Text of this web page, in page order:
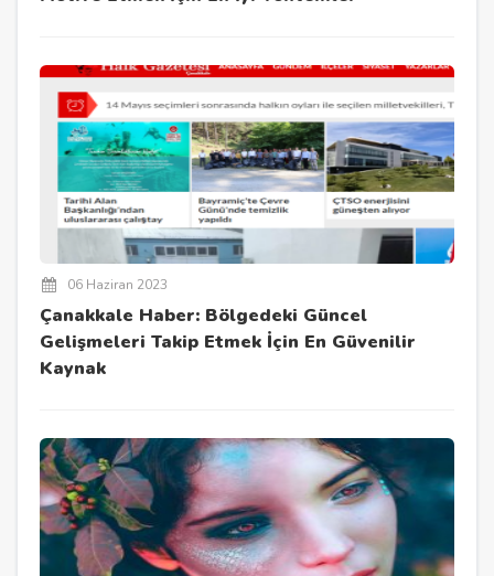
06 Haziran 2023
Çanakkale Haber: Bölgedeki Güncel
Gelişmeleri Takip Etmek İçin En Güvenilir
Kaynak